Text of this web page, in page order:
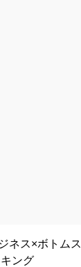
ネス×ボトムス
ング